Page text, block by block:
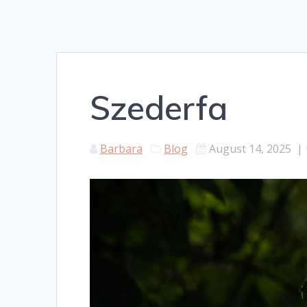
Szederfa
Barbara Blog August 14, 2025 |